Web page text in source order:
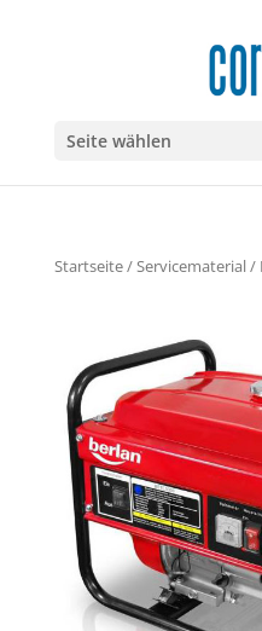
Seite wählen
Startseite/Servicematerial/